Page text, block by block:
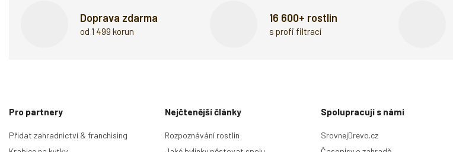
Doprava zdarma
od 1 499 korun
16 600+ rostlin
s profi filtrací
Pro partnery
Přidat zahradnictví & franchising
Nejčtenější články
Rozpoznávání rostlin
Spolupracují s námi
SrovnejDrevo.cz